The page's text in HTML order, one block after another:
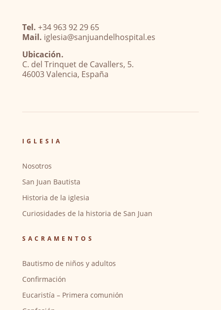
Tel. +34 963 92 29 65
Mail. iglesia@sanjuandelhospital.es
Ubicación.
C. del Trinquet de Cavallers, 5.
46003 Valencia, España
IGLESIA
Nosotros
San Juan Bautista
Historia de la iglesia
Curiosidades de la historia de San Juan
SACRAMENTOS
Bautismo de niños y adultos
Confirmación
Eucaristía – Primera comunión